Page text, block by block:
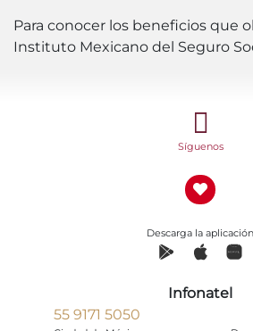
Para conocer los beneficios que
Instituto Mexicano del Seguro
Síguenos
Descarga la aplicación
Infonatel
55 9171 5050